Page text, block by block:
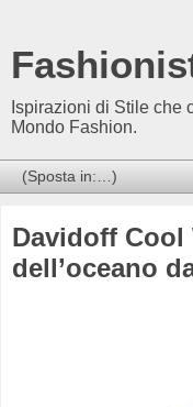
Ispirazioni di Stile che
Mondo Fashion.
Davidoff Cool
dell’oceano